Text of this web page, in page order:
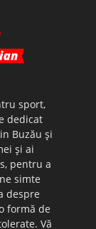
sport,
dedicat
Buzău şi
şi ai
pentru a
simte
despre
formă de
Vă